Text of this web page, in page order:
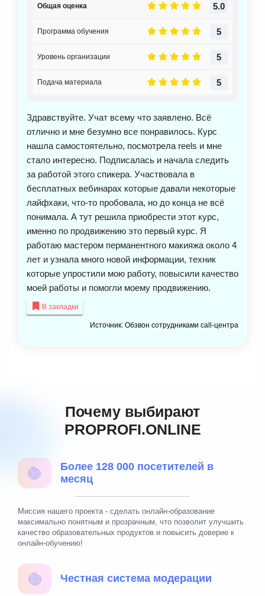
5.0
Общая оценка
5
Программа обучения
5
Уровень организации
5
Подача материала
Здравствуйте. Учат всему что заявлено. Всё
отлично и мне безумно все понравилось. Курс
нашла самостоятельно, посмотрела reels и мне
стало интересно. Подписалась и начала следить
за работой этого спикера. Участвовала в
бесплатных вебинарах которые давали некоторые
лайфхаки, что-то пробовала, но до конца не всё
понимала. А тут решила приобрести этот курс,
именно по продвижению это первый курс. Я
работаю мастером перманентного макияжа около 4
лет и узнала много новой информации, техник
которые упростили мою работу, повысили качество
моей работы и помогли моему продвижению.
В закладки
Источник: Обзвон сотрудниками call-центра
Почему выбирают
PROPROFI.ONLINE
Более 128 000 посетителей в
месяц
Миссия нашего проекта - сделать онлайн-образование
максимально понятным и прозрачным, что позволит улучшить
качество образовательных продуктов и повысить доверие к
онлайн-обучению!
Честная система модерации